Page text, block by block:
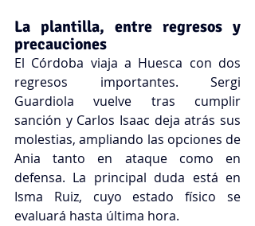
La plantilla, entre regresos y
precauciones
El Córdoba viaja a Huesca con dos
regresos importantes. Sergi
Guardiola vuelve tras cumplir
sanción y Carlos Isaac deja atrás sus
molestias, ampliando las opciones de
Ania tanto en ataque como en
defensa. La principal duda está en
Isma Ruiz, cuyo estado físico se
evaluará hasta última hora.